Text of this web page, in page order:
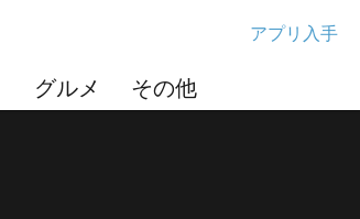
アプリ入手
グルメ その他